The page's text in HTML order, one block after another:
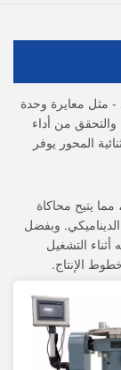
- مثل معايرة وحدة
والتحقق من أداء
المحور يوفر
يتيح محاكاة
الديناميكي. وبفضل
التشغيل
الإنتاج.